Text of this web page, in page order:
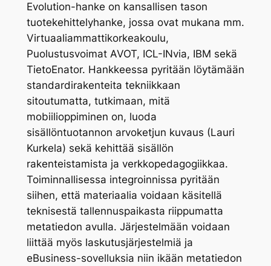
Evolution-hanke on kansallisen tason
tuotekehittelyhanke, jossa ovat mukana mm.
Virtuaaliammattikorkeakoulu,
Puolustusvoimat AVOT, ICL-INvia, IBM sekä
TietoEnator. Hankkeessa pyritään löytämään
standardirakenteita tekniikkaan
sitoutumatta, tutkimaan, mitä
mobiilioppiminen on, luoda
sisällöntuotannon arvoketjun kuvaus (Lauri
Kurkela) sekä kehittää sisällön
rakenteistamista ja verkkopedagogiikkaa.
Toiminnallisessa integroinnissa pyritään
siihen, että materiaalia voidaan käsitellä
teknisestä tallennuspaikasta riippumatta
metatiedon avulla. Järjestelmään voidaan
liittää myös laskutusjärjestelmiä ja
eBusiness-sovelluksia niin ikään metatiedon